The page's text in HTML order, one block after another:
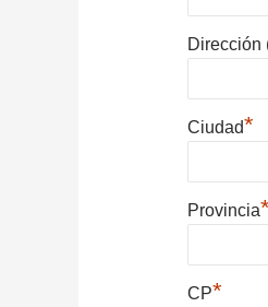
Dirección
Ciudad*
Provincia*
CP*